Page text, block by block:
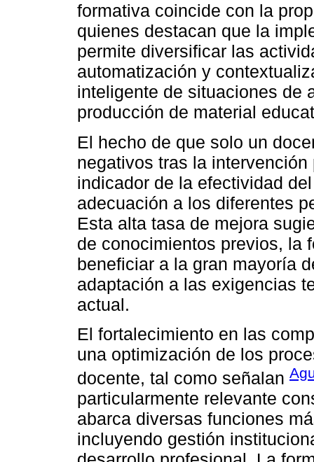
formativa coincide con la
quienes destacan que la
permite diversificar las
automatización y
inteligente de situaciones de
producción de material
El hecho de que solo un
negativos tras la
indicador de la efectividad
adecuación a los diferentes
Esta alta tasa de mejora
de conocimientos previos, la
beneficiar a la gran mayoría
adaptación a las exigencias
actual.
El fortalecimiento en las
una optimización de los
docente, tal como señalan
particularmente relevante
abarca diversas funciones
incluyendo gestión